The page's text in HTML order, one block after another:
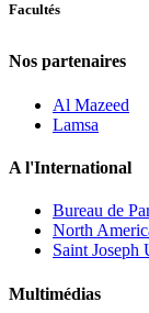
Facultés
Nos partenaires
Al Mazeed
Lamsa
A l'International
Bureau de
North
Saint
Multimédias